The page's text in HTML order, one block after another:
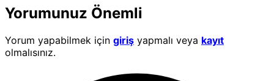
Yorumunuz Önemli
Yorum yapabilmek için giriş yapmalı veya kayıt
olmalısınız.